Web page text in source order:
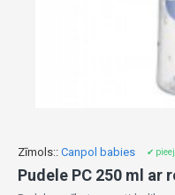
Zīmols:: Canpol babies ✔
Pudele PC 250 ml ar